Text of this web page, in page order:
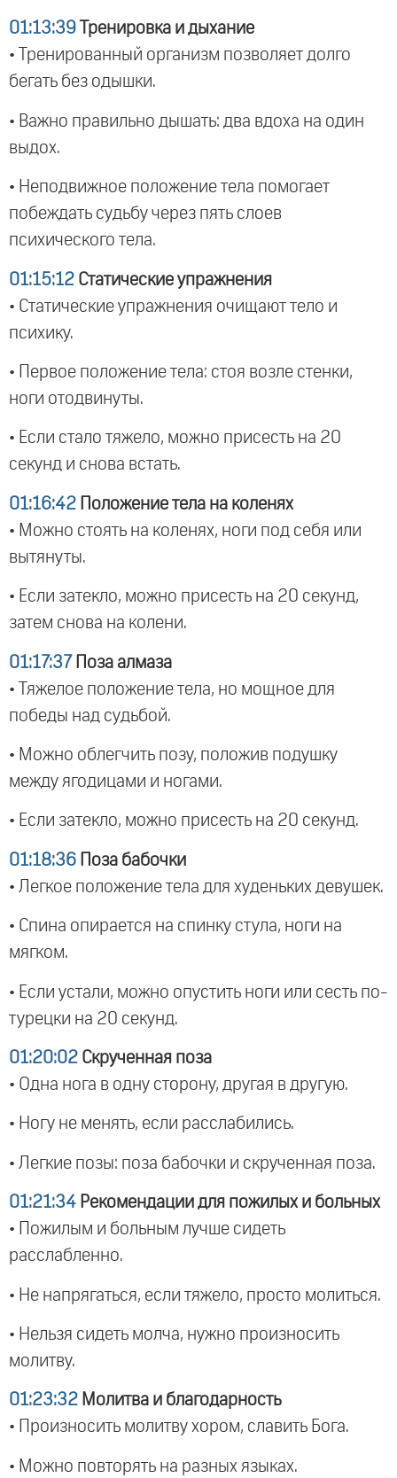
01:13:39 Тренировка и дыхание
• Тренированный организм позволяет долго
бегать без одышки.
• Важно правильно дышать: два вдоха на один
выдох.
• Неподвижное положение тела помогает
побеждать судьбу через пять слоев
психического тела.
01:15:12 Статические упражнения
• Статические упражнения очищают тело и
психику.
• Первое положение тела: стоя возле стенки,
ноги отодвинуты.
• Если стало тяжело, можно присесть на 20
секунд и снова встать.
01:16:42 Положение тела на коленях
• Можно стоять на коленях, ноги под себя или
вытянуты.
• Если затекло, можно присесть на 20 секунд,
затем снова на колени.
01:17:37 Поза алмаза
• Тяжелое положение тела, но мощное для
победы над судьбой.
• Можно облегчить позу, положив подушку
между ягодицами и ногами.
• Если затекло, можно присесть на 20 секунд.
01:18:36 Поза бабочки
• Легкое положение тела для худеньких девушек.
• Спина опирается на спинку стула, ноги на
мягком.
• Если устали, можно опустить ноги или сесть по-
турецки на 20 секунд.
01:20:02 Скрученная поза
• Одна нога в одну сторону, другая в другую.
• Ногу не менять, если расслабились.
• Легкие позы: поза бабочки и скрученная поза.
01:21:34 Рекомендации для пожилых и больных
• Пожилым и больным лучше сидеть
расслабленно.
• Не напрягаться, если тяжело, просто молиться.
• Нельзя сидеть молча, нужно произносить
молитву.
01:23:32 Молитва и благодарность
• Произносить молитву хором, славить Бога.
• Можно повторять на разных языках.